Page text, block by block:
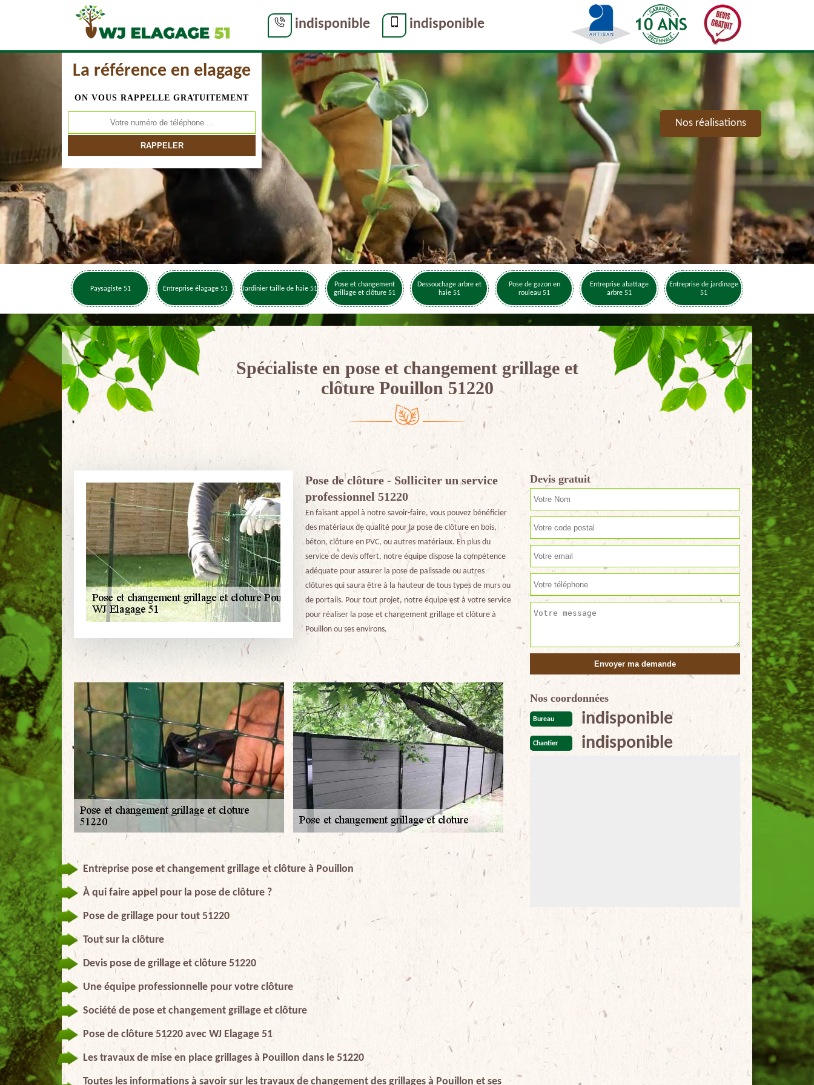
indisponible indisponible
La référence en elagage
ON VOUS RAPPELLE GRATUITEMENT
Nos réalisations
Paysagiste 51 Entreprise élagage 51 Jardinier taille de haie 51
Pose et changement
grillage et clôture 51
Dessouchage arbre et
haie 51
Pose de gazon en
rouleau 51
Entreprise abattage
arbre 51
Entreprise de jardinage
51
Spécialiste en pose et changement grillage et
clôture Pouillon 51220
Pose de clôture - Solliciter un service
professionnel 51220
En faisant appel à notre savoir-faire, vous pouvez bénéficier
des matériaux de qualité pour la pose de clôture en bois,
béton, clôture en PVC, ou autres matériaux. En plus du
service de devis offert, notre équipe dispose la compétence
adéquate pour assurer la pose de palissade ou autres
clôtures qui saura être à la hauteur de tous types de murs ou
de portails. Pour tout projet, notre équipe est à votre service
pour réaliser la pose et changement grillage et clôture à
Pouillon ou ses environs.
Entreprise pose et changement grillage et clôture à Pouillon
À qui faire appel pour la pose de clôture ?
Pose de grillage pour tout 51220
Tout sur la clôture
Devis pose de grillage et clôture 51220
Une équipe professionnelle pour votre clôture
Société de pose et changement grillage et clôture
Pose de clôture 51220 avec WJ Elagage 51
Les travaux de mise en place grillages à Pouillon dans le 51220
Toutes les informations à savoir sur les travaux de changement des grillages à Pouillon et ses
Devis gratuit
Nos coordonnées
Bureau indisponible
Chantier indisponible